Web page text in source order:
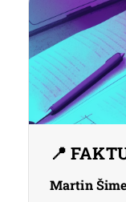
📍
Martin